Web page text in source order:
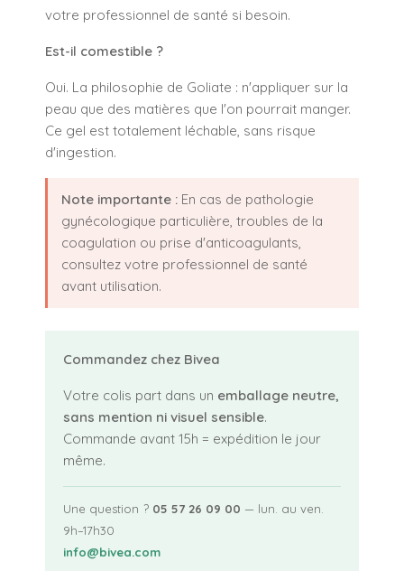
votre professionnel de santé si besoin.
Est-il comestible ?
Oui. La philosophie de Goliate : n'appliquer sur la
peau que des matières que l'on pourrait manger.
Ce gel est totalement léchable, sans risque
d'ingestion.
Note importante : En cas de pathologie
gynécologique particulière, troubles de la
coagulation ou prise d'anticoagulants,
consultez votre professionnel de santé
avant utilisation.
Commandez chez Bivea
Votre colis part dans un emballage neutre,
sans mention ni visuel sensible.
Commande avant 15h = expédition le jour
même.
Une question ? 05 57 26 09 00 — lun. au ven.
9h–17h30
info@bivea.com